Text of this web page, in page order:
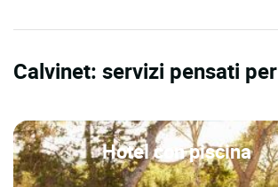
Calvinet: servizi pensati
Hotel con piscina